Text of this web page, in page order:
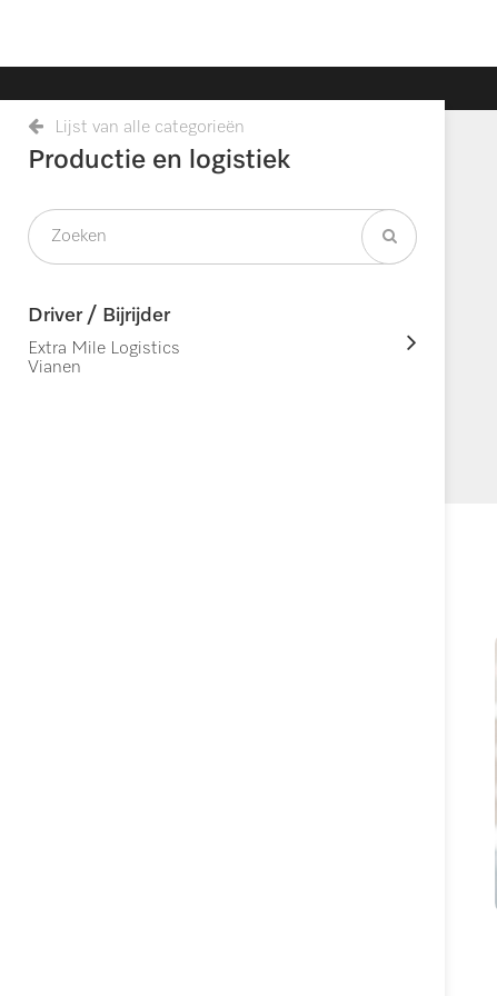
Lijst van alle categorieën
Productie en logistiek
Driver / Bijrijder
Extra Mile Logistics
Vianen